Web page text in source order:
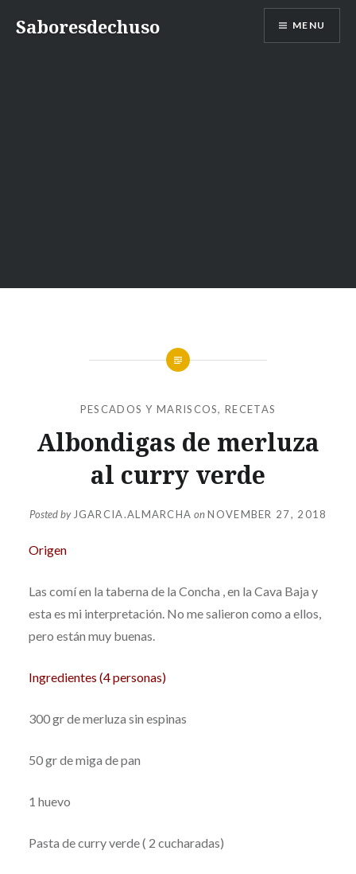
Saboresdechuso MENU
PESCADOS Y MARISCOS,RECETAS
Albondigas de merluza
al curry verde
Posted by JGARCIA.ALMARCHA onNOVEMBER 27, 2018
Origen
Las comí en la taberna de la Concha , en la Cava Baja y
esta es mi interpretación. No me salieron como a ellos,
pero están muy buenas.
Ingredientes (4 personas)
300 gr de merluza sin espinas
50 gr de miga de pan
1 huevo
Pasta de curry verde ( 2 cucharadas)